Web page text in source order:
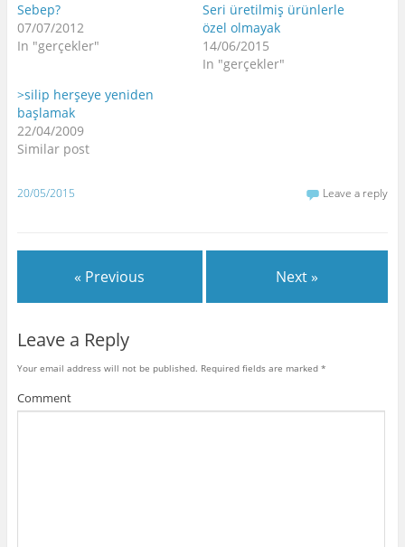
Sebep?
07/07/2012
In "gerçekler"
Seri üretilmiş ürünlerle
özel olmayak
14/06/2015
In "gerçekler"
>silip herşeye yeniden
başlamak
22/04/2009
Similar post
20/05/2015 Leave a reply
« Previous Next »
Leave a Reply
Your email address will not be published. Required fields are marked *
Comment